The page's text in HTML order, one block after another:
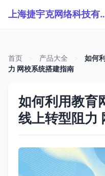
上海捷宇克网
首页 产品大全
如何
力 网校系统搭建指南
如何利用教育
线上转型阻力